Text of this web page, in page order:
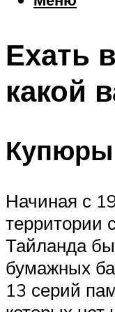
Шоппинг
Что
Ехать
какой
Купюры
Начиная с
территории
Тайланда
бумажных
13 серий